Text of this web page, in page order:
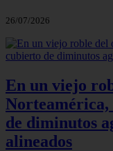
26/07/2026
En un viejo
de diminutos
alineados